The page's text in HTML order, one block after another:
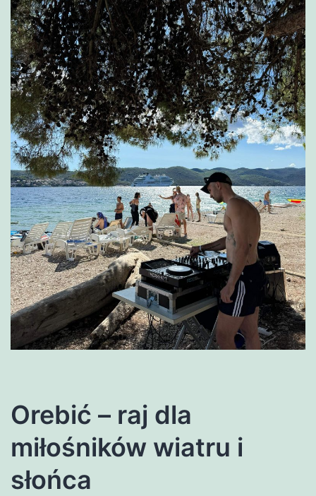
Orebić – raj dla
miłośników wiatru i
słońca